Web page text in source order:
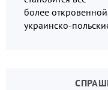
более
украинско-